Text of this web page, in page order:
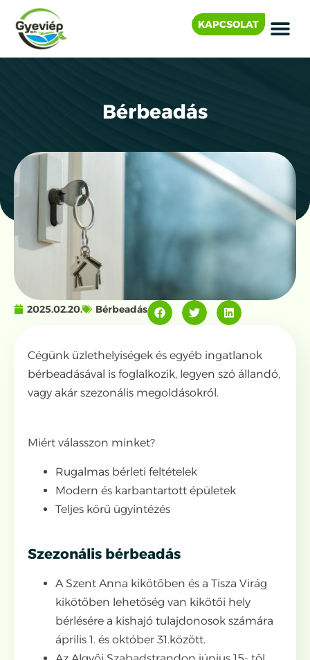
KAPCSOLAT
Bérbeadás
2025.02.20. Bérbeadás
Cégünk üzlethelyiségek és egyéb ingatlanok
bérbeadásával is foglalkozik, legyen szó állandó,
vagy akár szezonális megoldásokról.
Miért válasszon minket?
Rugalmas bérleti feltételek
Modern és karbantartott épületek
Teljes körű ügyintézés
Szezonális bérbeadás
A Szent Anna kikötőben és a Tisza Virág
kikötőben lehetőség van kikötői hely
bérlésére a kishajó tulajdonosok számára
április 1. és október 31.között.